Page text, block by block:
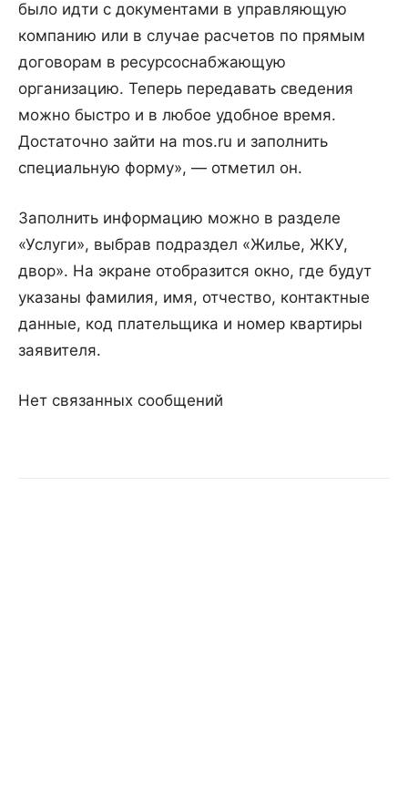
было идти с документами в управляющую
компанию или в случае расчетов по прямым
договорам в ресурсоснабжающую
организацию. Теперь передавать сведения
можно быстро и в любое удобное время.
Достаточно зайти на mos.ru и заполнить
специальную форму», — отметил он.
Заполнить информацию можно в разделе
«Услуги», выбрав подраздел «Жилье, ЖКУ,
двор». На экране отобразится окно, где будут
указаны фамилия, имя, отчество, контактные
данные, код плательщика и номер квартиры
заявителя.
Нет связанных сообщений